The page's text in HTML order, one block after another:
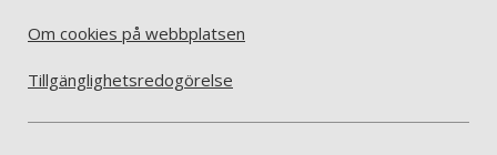
Om cookies på webbplatsen
Tillgänglighetsredogörelse